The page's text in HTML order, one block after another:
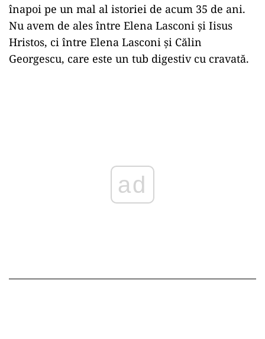
înapoi pe un mal al istoriei de acum 35 de ani.
Nu avem de ales între Elena Lasconi și Iisus
Hristos, ci între Elena Lasconi și Călin
Georgescu, care este un tub digestiv cu cravată.
ad